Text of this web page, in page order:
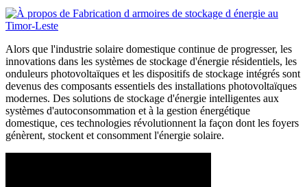
Alors que l'industrie solaire domestique continue de progresser, les
innovations dans les systèmes de stockage d'énergie résidentiels, les
onduleurs photovoltaïques et les dispositifs de stockage intégrés sont
devenus des composants essentiels des installations photovoltaïques
modernes. Des solutions de stockage d'énergie intelligentes aux
systèmes d'autoconsommation et à la gestion énergétique
domestique, ces technologies révolutionnent la façon dont les foyers
génèrent, stockent et consomment l'énergie solaire.